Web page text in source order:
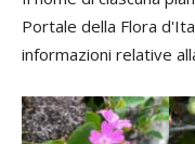
Portale della Flora
informazioni relative